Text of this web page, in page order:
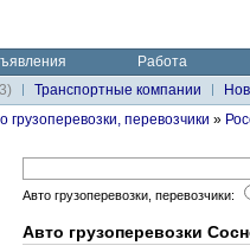
Работа
Транспортные компании
грузоперевозки, перевозчики »
Авто грузоперевозки, перевозчики:
Авто грузоперевозки